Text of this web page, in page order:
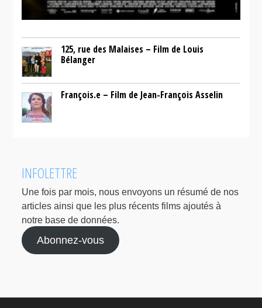
125, rue des Malaises – Film de Louis
Bélanger
François.e – Film de Jean-François Asselin
INFOLETTRE
Une fois par mois, nous envoyons un résumé de nos
articles ainsi que les plus récents films ajoutés à
notre base de données.
Abonnez-vous